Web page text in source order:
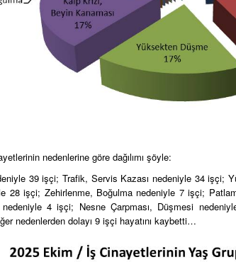
nedenlerine göre dağılımı şöyle:
39 işçi; Trafik, Servis Kazası nedeniyle 34 işçi;
28 işçi; Zehirlenme, Boğulma nedeniyle 7 işçi;
nedeniyle 4 işçi; Nesne Çarpması, Düşmesi
nedenlerden dolayı 9 işçi hayatını kaybetti…